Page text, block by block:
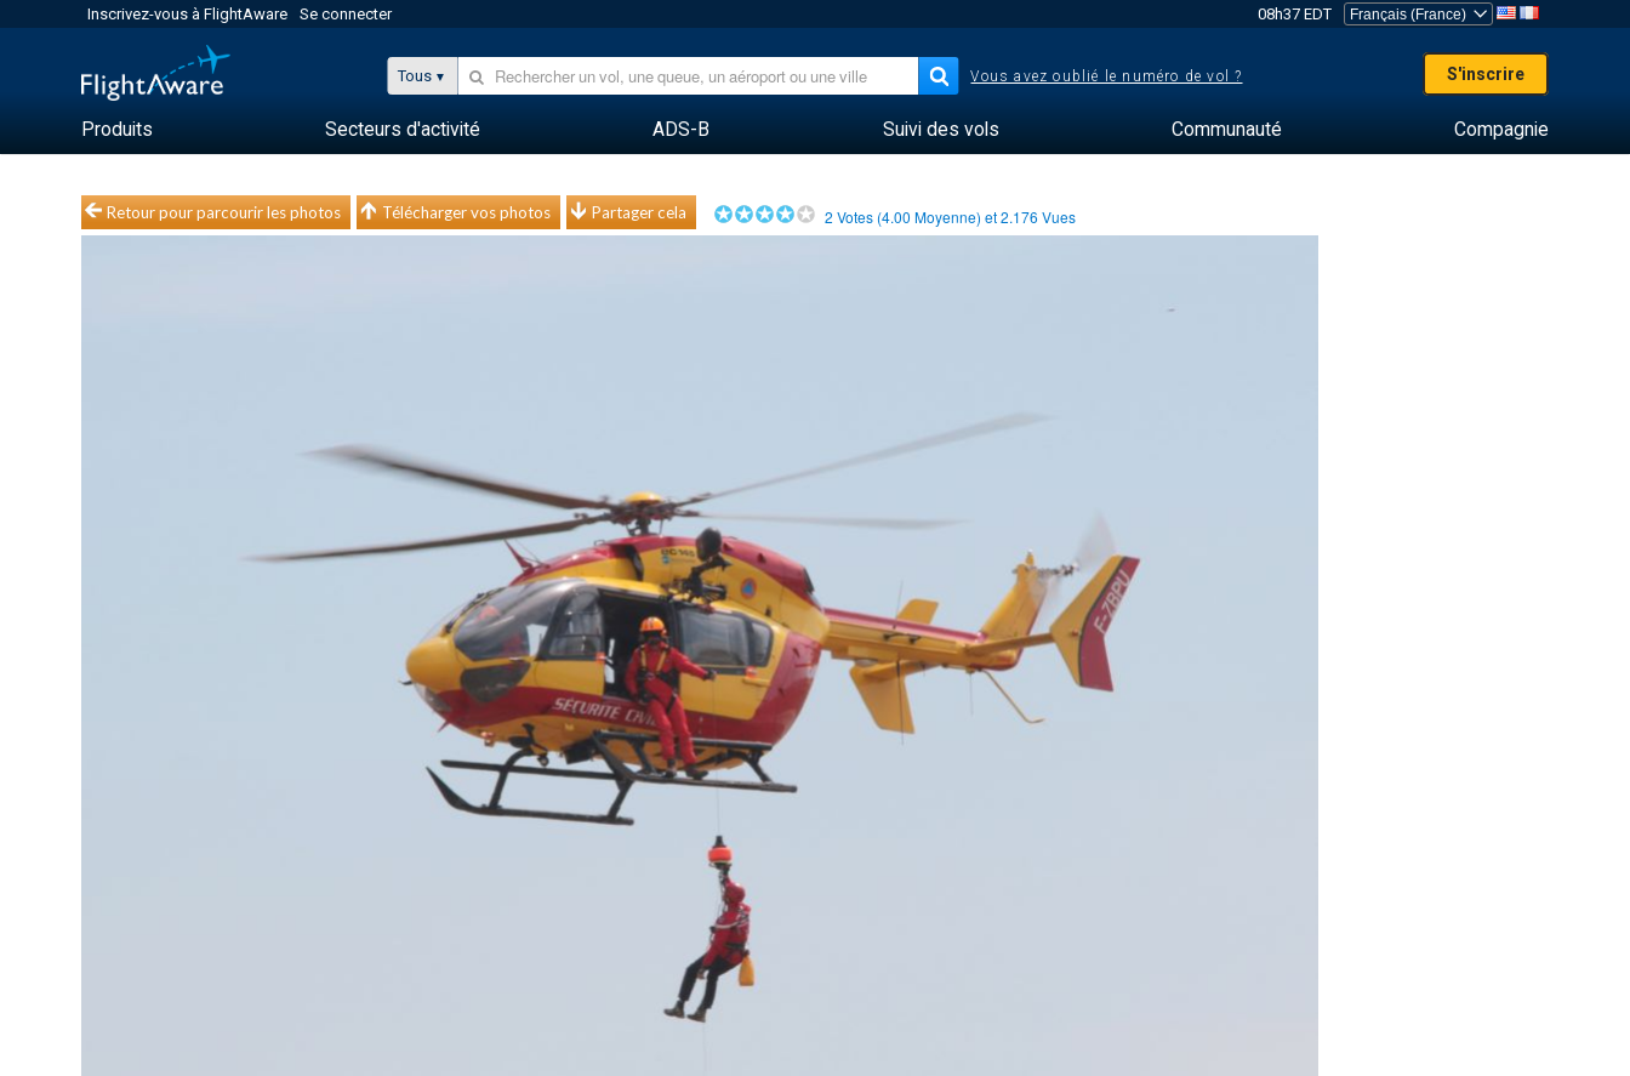
Inscrivez-vous à FlightAware Se connecter 08h37 EDT
Tous Vous avez oublié le numéro de vol ? S'inscrire
Produits Secteurs d'activité ADS-B Suivi des vols Communauté Compagnie
Retour pour parcourir les photos Télécharger vos photos Partager cela 2 Votes (4.00 Moyenne) et2.176 Vues